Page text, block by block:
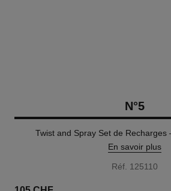
N°5
Twist and Spray Set de Recharges
En savoir plus
Réf. 125110